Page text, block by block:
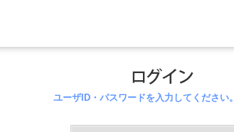
ユーザID・パスワードを入力してください。